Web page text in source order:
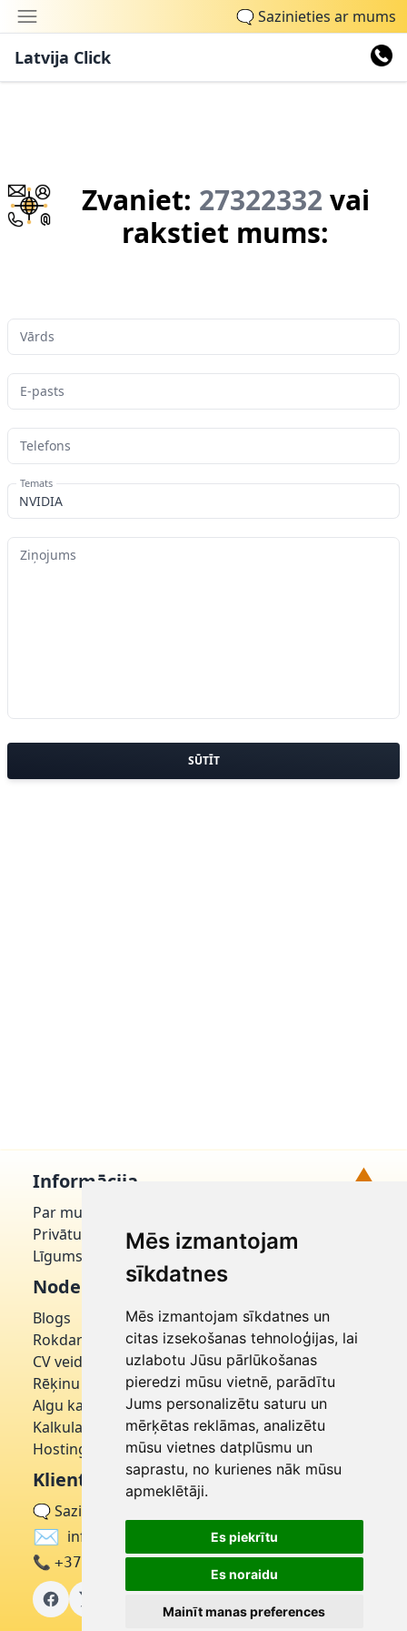
Mēs izmantojam
sīkdatnes
Mēs izmantojam sīkdatnes un
citas izsekošanas tehnoloģijas, lai
uzlabotu Jūsu pārlūkošanas
pieredzi mūsu vietnē, parādītu
Jums personalizētu saturu un
mērķētas reklāmas, analizētu
mūsu vietnes datplūsmu un
saprastu, no kurienes nāk mūsu
apmeklētāji.
Es piekrītu
Es noraidu
Mainīt manas preferences
🗨Sazinieties ar mums
Latvija Click
Zvaniet: 27322332vai
rakstiet mums:
Vārds
E-pasts
Telefons
Temats
Ziņojums
SŪTĪT
▲
Informācija
Par mums
Privātuma politika
Līgums par domēnu
Noderīgi
Blogs
Rokdarbniece
CV veidotājs
Rēķinu ģenerators
Algu kalkulators
Kalkulators
Hostinger
Klientu apkalpošana
🗨Sazinieties ar mums
✉ info@latvija.click
📞 +371 27322332